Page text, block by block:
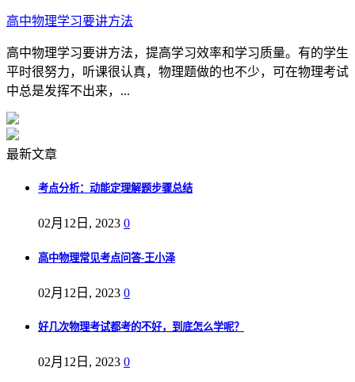
高中物理学习要讲方法
高中物理学习要讲方法，提高学习效率和学习质量。有的学生
平时很努力，听课很认真，物理题做的也不少，可在物理考试
中总是发挥不出来，...
最新文章
考点分析：动能定理解题步骤总结
02月12日, 2023 0
高中物理常见考点问答-王小泽
02月12日, 2023 0
好几次物理考试都考的不好，到底怎么学呢？
02月12日, 2023 0